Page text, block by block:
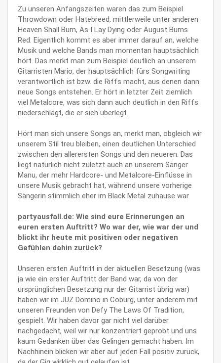
Zu unseren Anfangszeiten waren das zum Beispiel
Throwdown oder Hatebreed, mittlerweile unter anderen
Heaven Shall Burn, As I Lay Dying oder August Burns
Red. Eigentlich kommt es aber immer darauf an, welche
Musik und welche Bands man momentan hauptsächlich
hört. Das merkt man zum Beispiel deutlich an unserem
Gitarristen Mario, der hauptsächlich fürs Songwriting
verantwortlich ist bzw. die Riffs macht, aus denen dann
neue Songs entstehen. Er hört in letzter Zeit ziemlich
viel Metalcore, was sich dann auch deutlich in den Riffs
niederschlägt, die er sich überlegt.
Hört man sich unsere Songs an, merkt man, obgleich wir
unserem Stil treu bleiben, einen deutlichen Unterschied
zwischen den allerersten Songs und den neueren. Das
liegt natürlich nicht zuletzt auch an unserem Sänger
Manu, der mehr Hardcore- und Metalcore-Einflüsse in
unsere Musik gebracht hat, während unsere vorherige
Sängerin stimmlich eher im Black Metal zuhause war.
partyausfall.de: Wie sind eure Erinnerungen an
euren ersten Auftritt? Wo war der, wie war der und
blickt ihr heute mit positiven oder negativen
Gefühlen dahin zurück?
Unseren ersten Auftritt in der aktuellen Besetzung (was
ja wie ein erster Auftritt der Band war, da von der
ursprünglichen Besetzung nur der Gitarrist übrig war)
haben wir im JUZ Domino in Coburg, unter anderem mit
unseren Freunden von Defy The Laws Of Tradition,
gespielt. Wir haben davor gar nicht viel darüber
nachgedacht, weil wir nur konzentriert geprobt und uns
kaum Gedanken über das Gelingen gemacht haben. Im
Nachhinein blicken wir aber auf jeden Fall positiv zurück,